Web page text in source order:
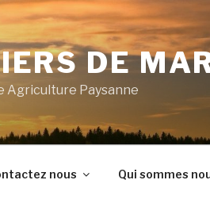
DE
Agriculture Paysanne
nous Qui sommes